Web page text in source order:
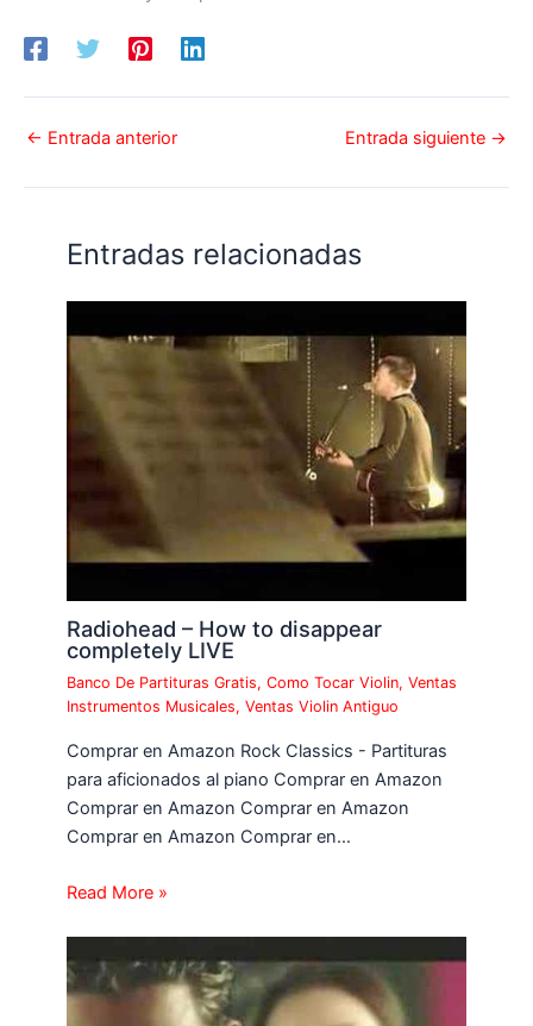
← Entrada anterior Entrada siguiente →
Entradas relacionadas
Radiohead – How to disappear
completely LIVE
Banco De Partituras Gratis,Como Tocar Violin,Ventas
Instrumentos Musicales,Ventas Violin Antiguo
Comprar en Amazon Rock Classics - Partituras
para aficionados al piano Comprar en Amazon
Comprar en Amazon Comprar en Amazon
Comprar en Amazon Comprar en…
Read More »